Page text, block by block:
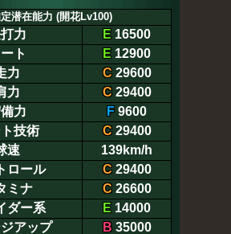
潜在能力 (開花Lv100)
力 E 16500
ト
E 12900
力
C29600
力
C29400
力
F 9600
技術
C29400
速
139km/h
ロール
C29400
ミナ
C26600
ダー系
E 14000
アップ
B35000